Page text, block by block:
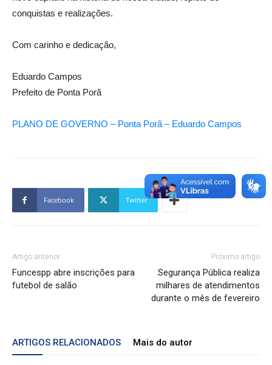
conquistas e realizações.
Com carinho e dedicação,
Eduardo Campos
Prefeito de Ponta Porã
PLANO DE GOVERNO – Ponta Porã – Eduardo Campos
Facebook Twitter
Artigo anterior
Funcespp abre inscrições para
futebol de salão
Próximo artigo
Segurança Pública realiza
milhares de atendimentos
durante o mês de fevereiro
ARTIGOS RELACIONADOS Mais do autor